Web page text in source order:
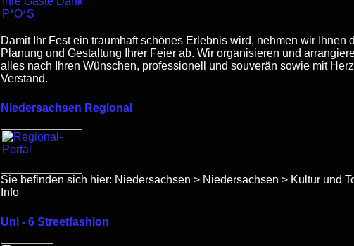
Damit Ihr Fest ein traumhaft schönes Erlebnis wird, nehmen wir Ihnen
Planung und Gestaltung Ihrer Feier ab. Wir organisieren und
alles nach Ihren Wünschen, professionell und souverän sowie mit
Verstand.
Niedersachsen Regional
Sie befinden sich hier: Niedersachsen > Niedersachsen > Kultur und
Info
Uni - 6 Streetfashion